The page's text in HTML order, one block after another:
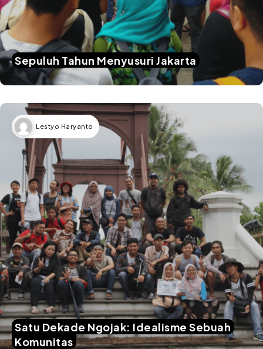
Sepuluh Tahun Menyusuri Jakarta
Lestyo Haryanto
Satu Dekade Ngojak: Idealisme Sebuah
Komunitas